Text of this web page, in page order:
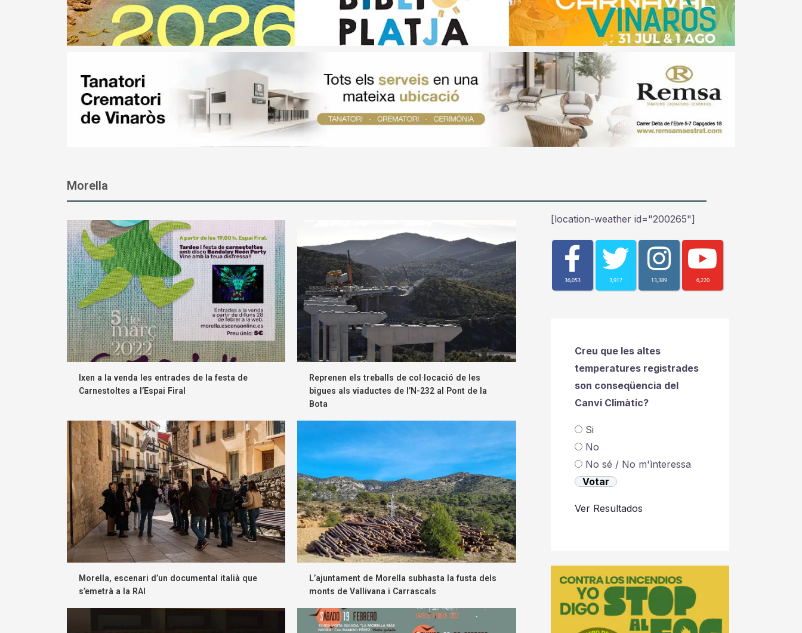
Morella
Ixen a la venda les entrades de la festa de
Carnestoltes a l’Espai Firal
Reprenen els treballs de col·locació de les
bigues als viaductes de l’N-232 al Pont de la
Bota
Morella, escenari d’un documental italià que
s’emetrà a la RAI
L’ajuntament de Morella subhasta la fusta dels
monts de Vallivana i Carrascals
[location-weather id="200265"]
36,053 3,917 13,389 6,220
Creu que les altes
temperatures registrades
son conseqüencia del
Canvi Climàtic?
Si
No
No sé / No m'ìnteressa
Ver Resultados